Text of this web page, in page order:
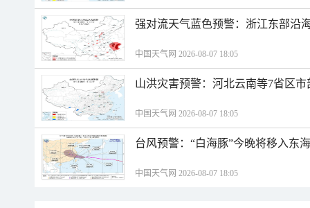
强对流天气蓝色预警：浙江东部沿
中国天气网 2026-08-07 18:05
山洪灾害预警：河北云南等7省区
中国天气网 2026-08-07 18:05
台风预警：“白海豚”今晚将移入东
中国天气网 2026-08-07 18:05